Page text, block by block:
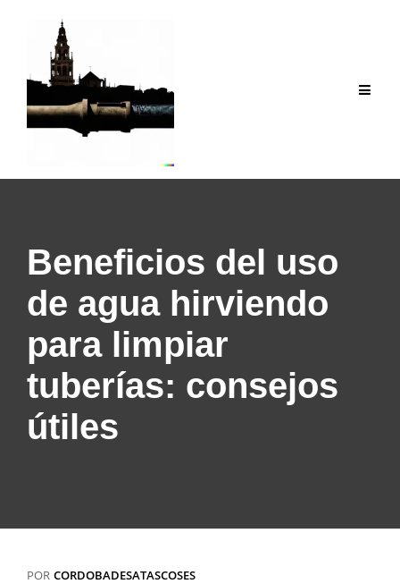
contenido
Beneficios del uso
de agua hirviendo
para limpiar
tuberías: consejos
útiles
POR CORDOBADESATASCOSES